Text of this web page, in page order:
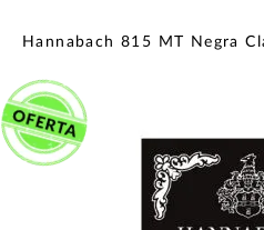
Hannabach 815 MT Negra